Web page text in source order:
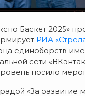
Баскет 2025»
РИА
единоборств
сети
носило
«За развитие